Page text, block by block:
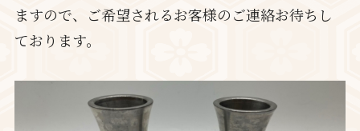
ますので、ご希望されるお客様のご連絡お待ちし
ております。